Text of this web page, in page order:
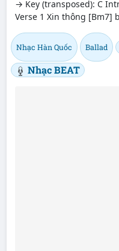
→ Key (transposed): C
Verse 1 Xin thông [Bm7]
Nhạc Hàn Quốc Ballad
Nhạc BEAT